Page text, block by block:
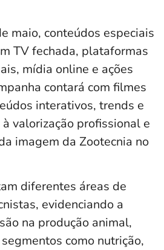
maio, conteúdos especiais
TV fechada, plataformas
mídia online e ações
contará com filmes
interativos, trends e
valorização profissional e
imagem da Zootecnia no
diferentes áreas de
evidenciando a
na produção animal,
como nutrição,